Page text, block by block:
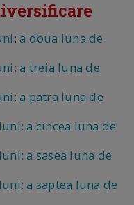
a doua luna de
a treia luna de
a patra luna de
a cincea luna de
a sasea luna de
a saptea luna de